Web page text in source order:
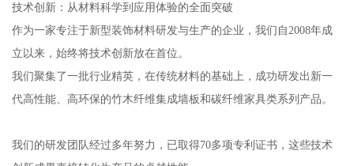
技术创新：从材料科学到应用体验的全面突破
作为一家专注于新型装饰材料研发与生产的企业，我们自2008年成
立以来，始终将技术创新放在首位。
我们聚集了一批行业精英，在传统材料的基础上，成功研发出新一
代高性能、高环保的竹木纤维集成墙板和碳纤维家具类系列产品。
我们的研发团队经过多年努力，已取得70多项专利证书，这些技术